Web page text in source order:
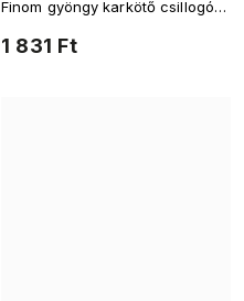
1 831 Ft
Finom gyöngy karkötő csillogó